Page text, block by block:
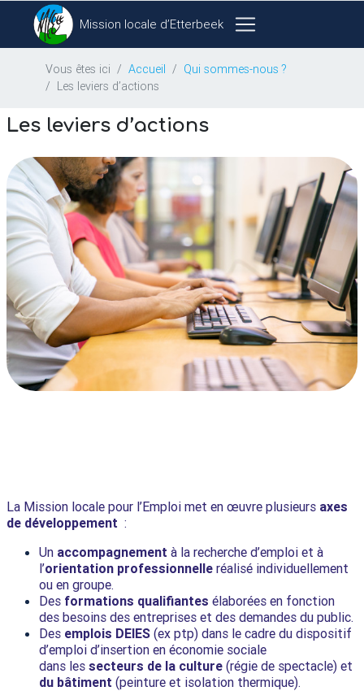
Mission locale d’Etterbeek
Vous êtes ici Accueil Qui sommes-nous ?
Les leviers d’actions
Les leviers d’actions
La Mission locale pour l’Emploi met en œuvre plusieurs axes
de développement :
Un accompagnement à la recherche d’emploi et à
l’orientation professionnelle réalisé individuellement
ou en groupe.
Des formations qualifiantes élaborées en fonction
des besoins des entreprises et des demandes du public.
Des emplois DEIES (ex ptp) dans le cadre du dispositif
d’emploi d’insertion en économie sociale
dans les secteurs de la culture (régie de spectacle) et
du bâtiment (peinture et isolation thermique).